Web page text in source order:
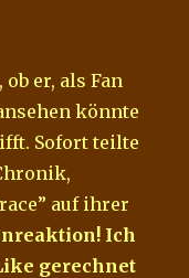
er, als Fan
könnte
Sofort teilte
auf ihrer
Ich
gerechnet